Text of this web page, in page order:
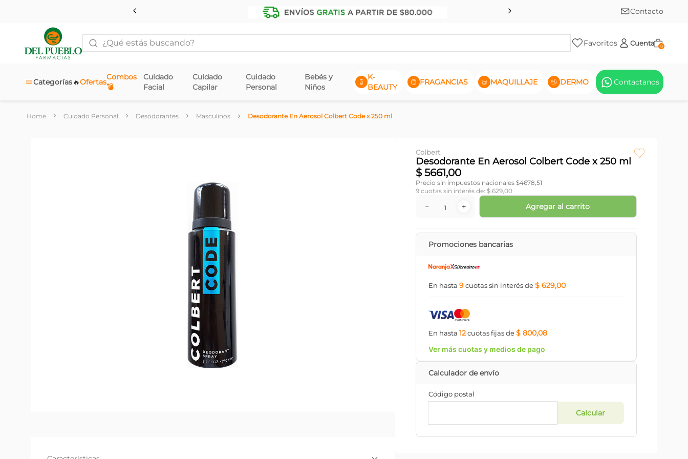
Contacto
¿Qué estás buscando?
Favoritos Cuenta 0
Categorías Ofertas
🔥
Combos
💣
Cuidado
Facial
Cuidado
Capilar
Cuidado
Personal
Bebés y
Niños
K-
BEAUTY
FRAGANCIAS MAQUILLAJE DERMO Contactanos
Cuidado Personal Desodorantes Masculinos Desodorante En Aerosol Colbert Code x 250 ml
Colbert
Desodorante En Aerosol Colbert Code x 250 ml
$ 5661,00
Precio sin impuestos nacionales $4678,51
9cuotas sin interés de: $ 629,00
＋
－ Agregar al carrito
Promociones bancarias
En hasta 9cuotassin interésde$ 629,00
En hasta 12cuotasfijasde$ 800,08
Ver más cuotas y medios de pago
Código postal